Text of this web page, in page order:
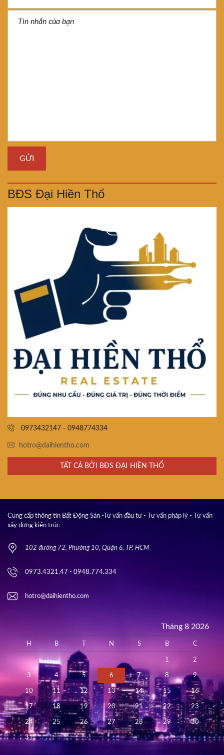
BĐS Đại Hiền Thổ
0973432147 - 0948774334
hotro@daihientho.com
TẤT CẢ BỞI BĐS ĐẠI HIỀN THỔ
Cung cấp thông tin Bất Động Sản -Tư vấn đầu tư - Tư vấn pháp lý - Tư vấn
xây dựng kiến trúc
102 đường 72, Phường 10, Quận 6, TP. HCM
0973.4321.47 - 0948.774.334
hotro@daihientho.com
Tháng 8 2026
H B N S B C
1 2
3 4 5 6 7 8 9
10 11 12 13 14 15 16
17 18 19 20 21 22 23
24 25 26 27 28 29 30
31